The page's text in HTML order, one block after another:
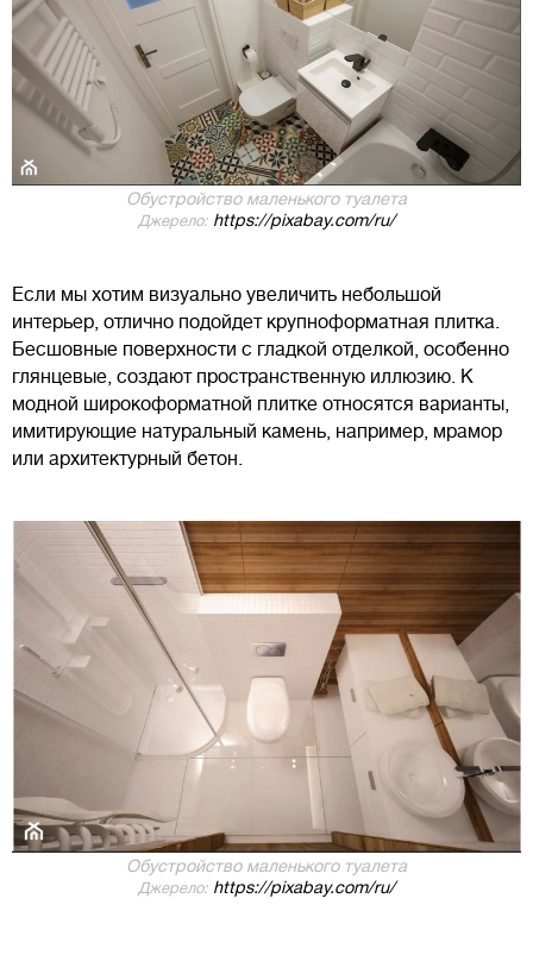
Обустройство маленького туалета
Джерело: https://pixabay.com/ru/
Если мы хотим визуально увеличить небольшой
интерьер, отлично подойдет крупноформатная плитка.
Бесшовные поверхности с гладкой отделкой, особенно
глянцевые, создают пространственную иллюзию. К
модной широкоформатной плитке относятся варианты,
имитирующие натуральный камень, например, мрамор
или архитектурный бетон.
Обустройство маленького туалета
Джерело: https://pixabay.com/ru/